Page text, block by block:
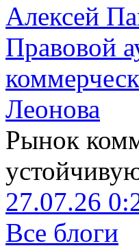
Алексей
Правовой
Леонова
Рынок
27.07.26
Все блоги